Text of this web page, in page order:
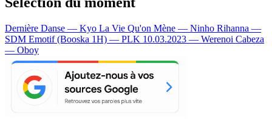
Dernière Danse — Kyo La Vie Qu'on Mène — Ninho Rihanna —
SDM Emotif (Booska 1H) — PLK 10.03.2023 — Werenoi Cabeza
— Oboy